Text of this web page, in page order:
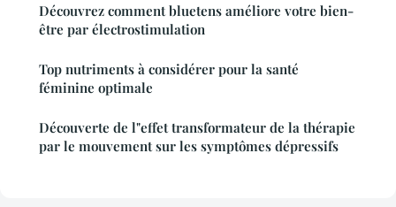
Découvrez comment bluetens améliore votre bien-
être par électrostimulation
Top nutriments à considérer pour la santé
féminine optimale
Découverte de l"effet transformateur de la thérapie
par le mouvement sur les symptômes dépressifs